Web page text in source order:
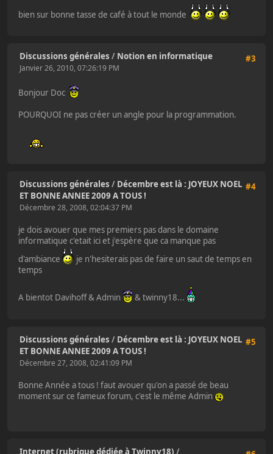
bien sur bonne tasse de café à tout le monde
#3
Discussions générales / Notion en informatique
Janvier 26, 2010, 07:26:19 PM
Bonjour Doc
POURQUOI ne pas créer un angle pour la programmation.
#4
Discussions générales / Décembre est là : JOYEUX NOEL
ET BONNE ANNEE 2009 A TOUS !
Décembre 28, 2008, 02:04:37 PM
je dois avouer que mes premiers pas dans le domaine
informatique c'etait ici et j'espère que ca manque pas
d'ambiance
je n'hesiterais pas de faire un saut de temps en
temps
A bientot Davihoff & Admin & twinny18...
#5
Discussions générales / Décembre est là : JOYEUX NOEL
ET BONNE ANNEE 2009 A TOUS !
Décembre 27, 2008, 02:41:09 PM
Bonne Année a tous ! faut avouer qu'on a passé de beau
moment sur ce fameux forum, c'est le même Admin
Internet (rubrique dédiée à Twinny18) /